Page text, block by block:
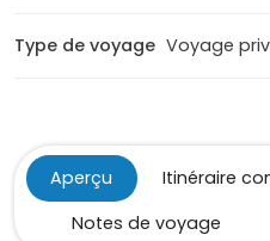
Type de voyage Voyage
Aperçu Itinéraire
Notes de voyage